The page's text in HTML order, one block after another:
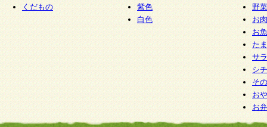
くだもの
紫色
白色
野
お
お
た
サ
シ
そ
お
お